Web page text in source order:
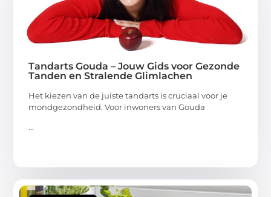
Tandarts Gouda – Jouw Gids voor Gezonde
Tanden en Stralende Glimlachen
Het kiezen van de juiste tandarts is cruciaal voor je
mondgezondheid. Voor inwoners van Gouda
...